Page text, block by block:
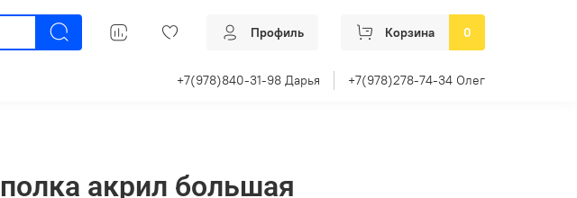
Профиль Корзина 0
+7(978)840-31-98 Дарья +7(978)278-74-34 Олег
полка акрил большая